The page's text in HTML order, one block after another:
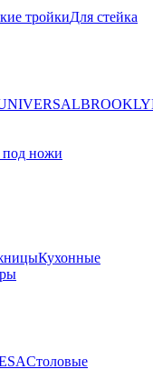
тройкиДля стейка
под ножи
Кухонные
Столовые